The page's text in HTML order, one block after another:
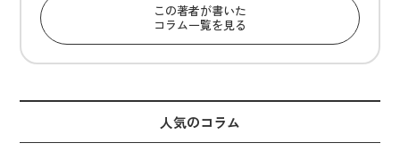
この著者が書いた
コラム一覧を見る
人気のコラム